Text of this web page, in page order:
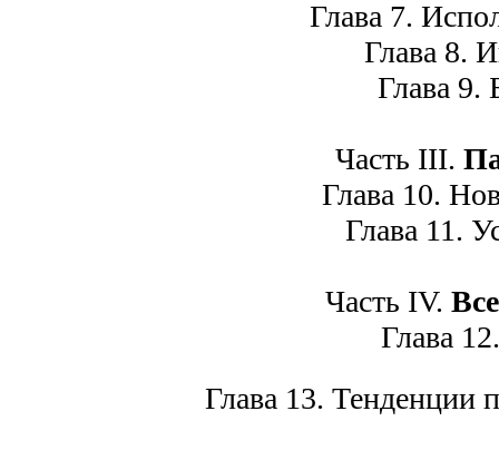
Глава 7.
Глава 8.
Глава 9.
Часть III.
Глава 10.
Глава 11.
Часть IV.
Глава
Глава 13. Тенденции